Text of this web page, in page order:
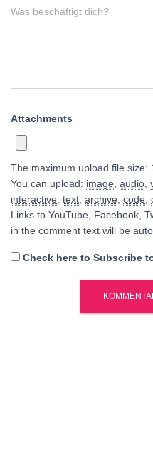
Was beschäftigt dich?
Attachments
The maximum upload file size:
You can upload: image audio
interactive text archive code
Links to YouTube, Facebook,
in the comment text will be
Check here to Subscribe